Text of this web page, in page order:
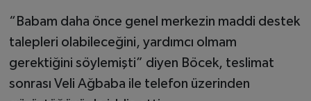
“Babam daha önce genel merkezin maddi destek
talepleri olabileceğini, yardımcı olmam
gerektiğini söylemişti” diyen Böcek, teslimat
sonrası Veli Ağbaba ile telefon üzerinden